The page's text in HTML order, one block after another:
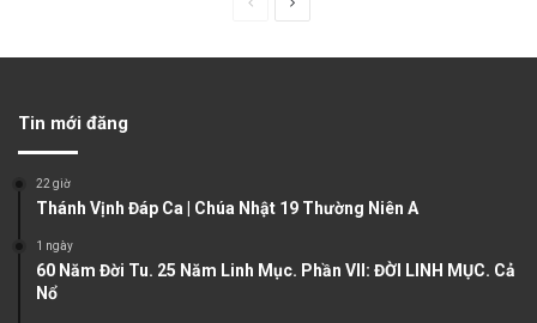
u
g
Tin mới đăng
22 giờ
Thánh Vịnh Đáp Ca | Chúa Nhật 19 Thường Niên A
1 ngày
60 Năm Đời Tu. 25 Năm Linh Mục. Phần VII: ĐỜI LINH MỤC. Cả
Nổ